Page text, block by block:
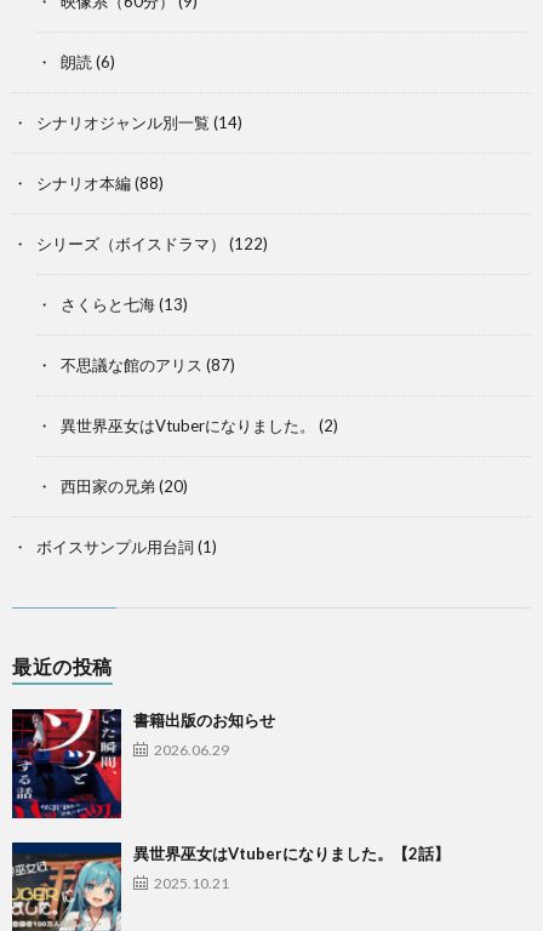
朗読 (6)
シナリオジャンル別一覧 (14)
シナリオ本編(88)
シリーズ（ボイスドラマ） (122)
さくらと七海(13)
不思議な館のアリス (87)
異世界巫女はVtuberになりました。 (2)
西田家の兄弟(20)
ボイスサンプル用台詞 (1)
最近の投稿
書籍出版のお知らせ
2026.06.29
異世界巫女はVtuberになりました。【2話】
2025.10.21